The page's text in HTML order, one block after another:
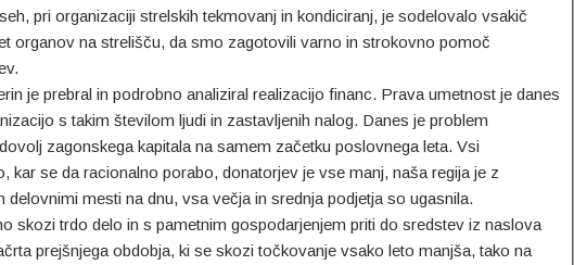
pri organizaciji strelskih tekmovanj in kondiciranj, je sodelovalo vsakič
organov na strelišču, da smo zagotovili varno in strokovno pomoč
je prebral in podrobno analiziral realizacijo financ. Prava umetnost je danes
s takim številom ljudi in zastavljenih nalog. Danes je problem
zagonskega kapitala na samem začetku poslovnega leta. Vsi
kar se da racionalno porabo, donatorjev je vse manj, naša regija je z
delovnimi mesti na dnu, vsa večja in srednja podjetja so ugasnila.
skozi trdo delo in s pametnim gospodarjenjem priti do sredstev iz naslova
prejšnjega obdobja, ki se skozi točkovanje vsako leto manjša, tako na